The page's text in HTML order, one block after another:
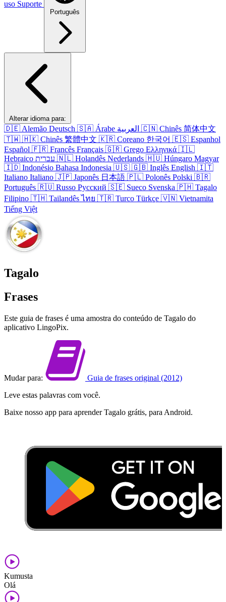
uso Suporte
Português
Alterar idioma para:
🇩🇪 Alemão Deutsch 🇸🇦 Árabe العربية 🇨🇳 Chinês 简体中文
🇹🇼 🇭🇰 Chinês 繁體中文 🇰🇷 Coreano 한국어 🇪🇸 Espanhol
Español 🇫🇷 Francês Français 🇬🇷 Grego Ελληνικά 🇮🇱
Hebraico עברית 🇳🇱 Holandês Nederlands 🇭🇺 Húngaro Magyar
🇮🇩 Indonésio Bahasa Indonesia 🇺🇸 🇬🇧 Inglês English 🇮🇹
Italiano Italiano 🇯🇵 Japonês 日本語 🇵🇱 Polonês Polski 🇧🇷
Português 🇷🇺 Russo Русский 🇸🇪 Sueco Svenska 🇵🇭 Tagalo
Filipino 🇹🇭 Tailandês ไทย 🇹🇷 Turco Türkçe 🇻🇳 Vietnamita
Tiếng Việt
Tagalo
Frases
Este guia de frases é uma amostra do conteúdo de Tagalo do
aplicativo LingoPix.
Mudar para:
Guia de frases original (2012)
Leve estas palavras com você.
Baixe nosso app para aprender Tagalo grátis, para Android.
Kumusta
Olá